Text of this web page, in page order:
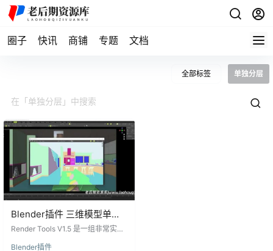
圈子 快讯 商铺 专题 文档
全部标签 单独分层
Blender插件 三维模型单独
分层通道渲染工具 Render
Render Tools V1.5 是一组非常实用
染通道和选定对象的蒙版渲染功
Blender插件